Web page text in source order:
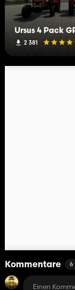
Ursus 4 Pack
2 381
Kommentare 6